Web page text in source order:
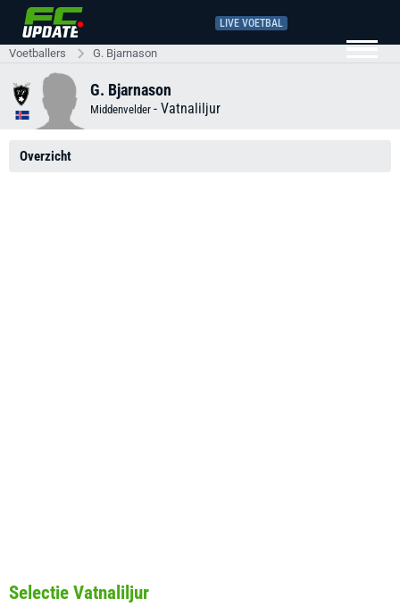
LIVE VOETBAL
Voetballers G. Bjarnason
G. Bjarnason
Middenvelder - Vatnaliljur
Overzicht
Selectie Vatnaliljur